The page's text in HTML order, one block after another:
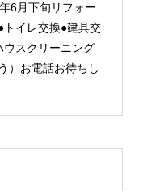
月下旬リフォー
トイレ交換●建具交
ウスクリーニング
）お電話お待ちし